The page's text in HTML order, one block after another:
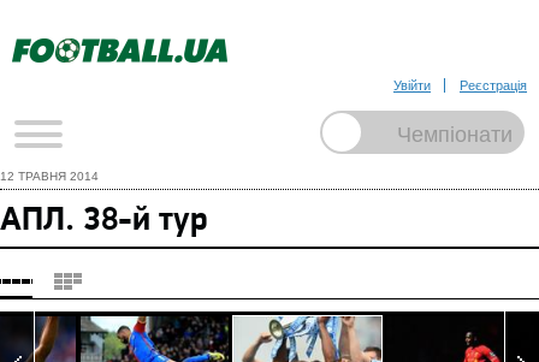
Увійти Реєстрація
12 ТРАВНЯ 2014
АПЛ. 38-й тур